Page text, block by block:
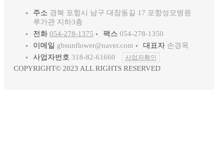
주소 경북 포항시 남구 대잠동길 17 포항성모병원
루가관 지하3층
전화 054-278-1375 팩스 054-278-1350
이메일 gbsunflower@naver.com 대표자 손경옥
사업자번호 318-82-61660 사업자확인
COPYRIGHT© 2023 ALL RIGHTS RESERVED